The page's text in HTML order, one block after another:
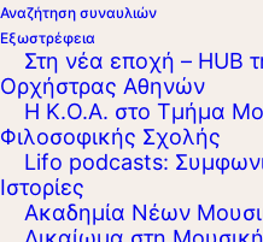
Αναζήτηση συναυλιών
Εξωστρέφεια
Στη νέα εποχή – HUB
Ορχήστρας Αθηνών
Η Κ.Ο.Α. στο Τμήμα
Φιλοσοφικής Σχολής
Lifo podcasts:
Ιστορίες
Ακαδημία Νέων